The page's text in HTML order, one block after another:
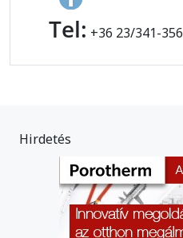
Tel: +36 23/341-356
Hirdetés